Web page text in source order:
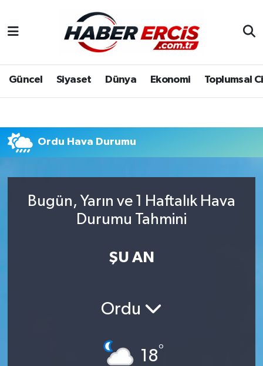
Güncel Siyaset Dünya Ekonomi Toplumsal
Ordu Hava Durumu
Bugün, Yarın ve 1 Haftalık Hava
Durumu Tahmini
ŞU AN
Ordu
18°